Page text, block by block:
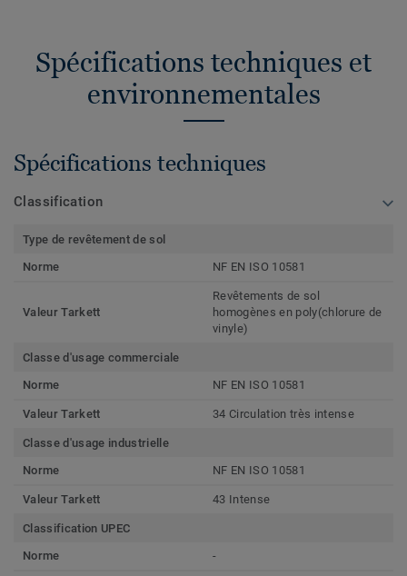
Spécifications techniques et
environnementales
Spécifications techniques
Classification
Type de revêtement de sol
Norme
NF EN ISO 10581
Valeur Tarkett
Revêtements de sol
homogènes en poly(chlorure de
vinyle)
Classe d'usage commerciale
Norme
NF EN ISO 10581
Valeur Tarkett 34 Circulation très intense
Classe d'usage industrielle
Norme
NF EN ISO 10581
Valeur Tarkett 43 Intense
Classification UPEC
Norme
-